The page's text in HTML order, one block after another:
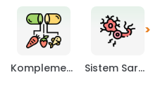
Komplemen Obat Sistem Saraf dan Pembuluh Darah
>